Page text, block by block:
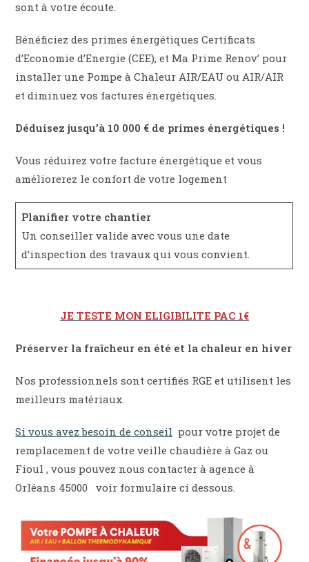
sont à votre écoute.
Bénéficiez des primes énergétiques Certificats
d’Economie d’Energie (CEE), et Ma Prime Renov’ pour
installer une Pompe à Chaleur AIR/EAU ou AIR/AIR
et diminuez vos factures énergétiques.
Déduisez jusqu’à 10 000 € de primes énergétiques !
Vous réduirez votre facture énergétique et vous
améliorerez le confort de votre logement
Planifier votre chantier
Un conseiller valide avec vous une date
d’inspection des travaux qui vous convient.
JE TESTE MON ELIGIBILITE PAC 1€
Préserver la fraîcheur en été et la chaleur en hiver
Nos professionnels sont certifiés RGE et utilisent les
meilleurs matériaux.
Si vous avez besoin de conseil pour votre projet de
remplacement de votre veille chaudière à Gaz ou
Fioul , vous pouvez nous contacter à agence à
Orléans 45000 voir formulaire ci dessous.